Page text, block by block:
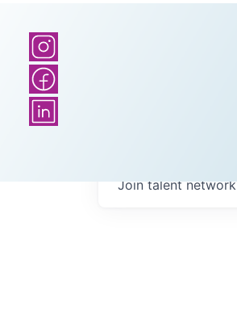
Join talent network